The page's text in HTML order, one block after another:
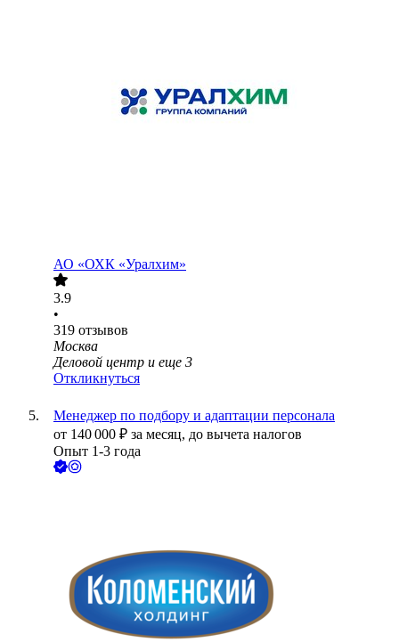
АО «ОХК «Уралхим»
3.9
•
319 отзывов
Москва
Деловой центр и еще 3
Откликнуться
Менеджер по подбору и адаптации персонала
от 140 000 ₽ за месяц, до вычета налогов
Опыт 1-3 года